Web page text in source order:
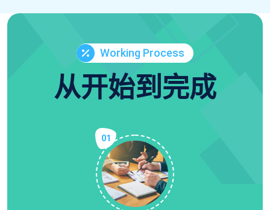
Working Process
从开始到完成
01